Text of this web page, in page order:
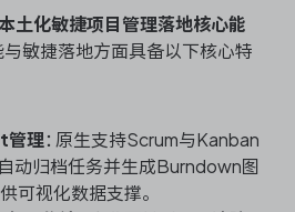
土化敏捷项目管理落地核心能
与敏捷落地方面具备以下核心特
管理：原生支持Scrum与Kanban
动归档任务并生成Burndown图
可视化数据支撑。